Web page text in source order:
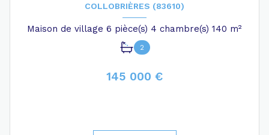
COLLOBRIÈRES (83610)
Maison de village 6 pièce(s) 4 chambre(s) 140 m²
2
145 000 €